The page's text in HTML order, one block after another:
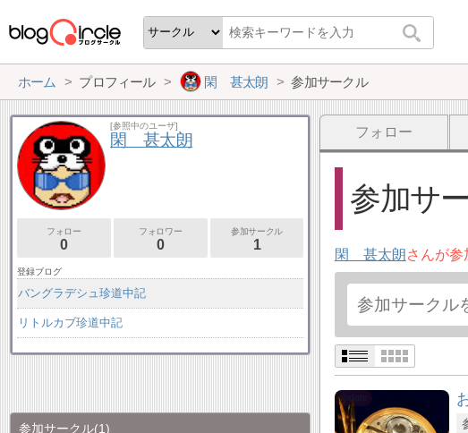
ホーム プロフィール 閑 甚太朗 参加サークル
フォロー
参加サ
閑 甚太朗 さんが参
[参照中のユーザ]
閑 甚太朗
フォロー
0
フォロワー
0
参加サークル
1
登録ブログ
バングラデシュ珍道中記
リトルカブ珍道中記
参加サークル(1)